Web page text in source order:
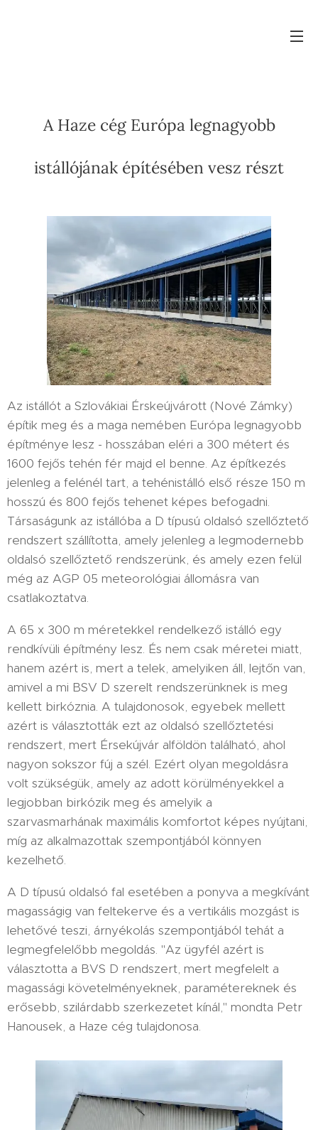
A Haze cég Európa legnagyobb
istállójának építésében vesz részt
Az istállót a Szlovákiai Érskeújvárott (Nové Zámky)
építik meg és a maga nemében Európa legnagyobb
építménye lesz - hosszában eléri a 300 métert és
1600 fejős tehén fér majd el benne. Az építkezés
jelenleg a felénél tart, a tehénistálló első része 150 m
hosszú és 800 fejős tehenet képes befogadni.
Társaságunk az istállóba a D típusú oldalsó szellőztető
rendszert szállította, amely jelenleg a legmodernebb
oldalsó szellőztető rendszerünk, és amely ezen felül
még az AGP 05 meteorológiai állomásra van
csatlakoztatva.
A 65 x 300 m méretekkel rendelkező istálló egy
rendkívüli építmény lesz. És nem csak méretei miatt,
hanem azért is, mert a telek, amelyiken áll, lejtőn van,
amivel a mi BSV D szerelt rendszerünknek is meg
kellett birkóznia. A tulajdonosok, egyebek mellett
azért is választották ezt az oldalsó szellőztetési
rendszert, mert Érsekújvár alföldön található, ahol
nagyon sokszor fúj a szél. Ezért olyan megoldásra
volt szükségük, amely az adott körülményekkel a
legjobban birkózik meg és amelyik a
szarvasmarhának maximális komfortot képes nyújtani,
míg az alkalmazottak szempontjából könnyen
kezelhető.
A D típusú oldalsó fal esetében a ponyva a megkívánt
magasságig van feltekerve és a vertikális mozgást is
lehetővé teszi, árnyékolás szempontjából tehát a
legmegfelelőbb megoldás. "Az ügyfél azért is
választotta a BVS D rendszert, mert megfelelt a
magassági követelményeknek, paramétereknek és
erősebb, szilárdabb szerkezetet kínál," mondta Petr
Hanousek, a Haze cég tulajdonosa.